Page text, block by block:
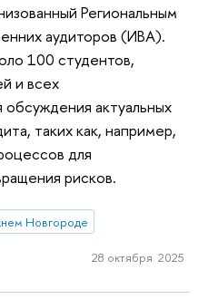
Региональным
аудиторов (ИВА).
100 студентов,
и всех
обсуждения актуальных
таких как, например,
для
рисков.
Новгороде
28 октября 2025